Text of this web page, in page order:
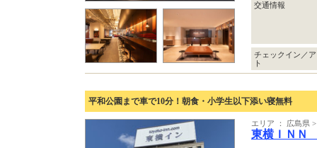
交通情報
チェックイン／
ト
平和公園まで車で10分！朝食・小学生以下添い寝無料
エリア ： 広島県
東横ＩＮＮ